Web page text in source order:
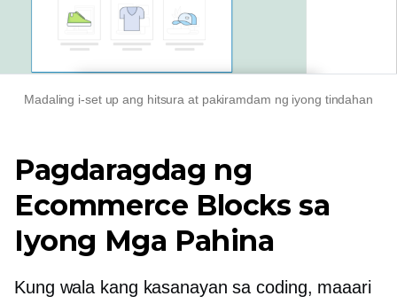
Madaling i-set up ang hitsura at pakiramdam ng iyong tindahan
Pagdaragdag ng
Ecommerce Blocks sa
Iyong Mga Pahina
Kung wala kang kasanayan sa coding, maaari